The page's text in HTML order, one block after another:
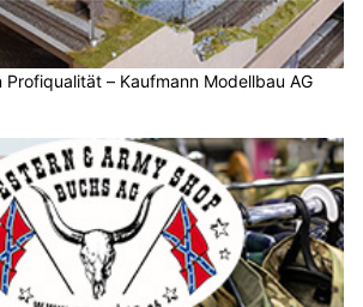
Profiqualität – Kaufmann Modellbau AG